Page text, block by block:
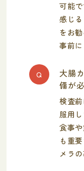
可能で
感じ
をお
事前に
Q
大腸
備が
検査
服用
食事
も重
メラ